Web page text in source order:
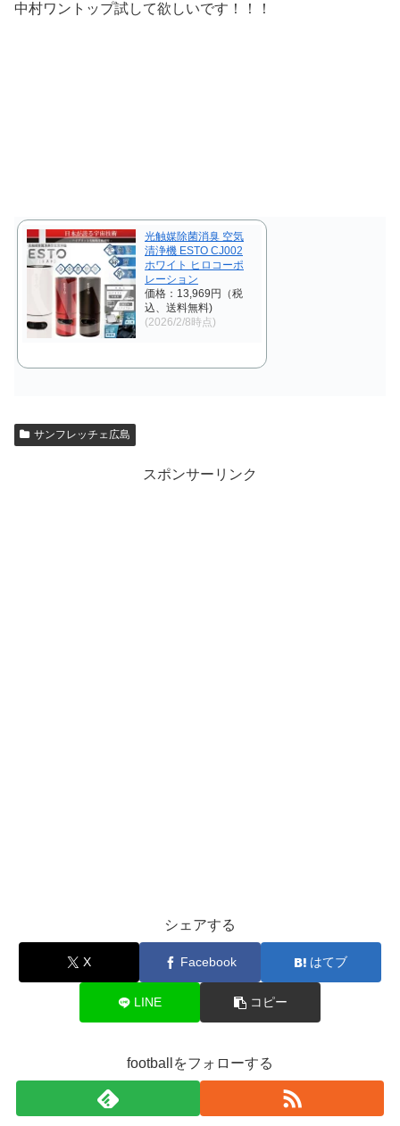
中村ワントップ試して欲しいです！！！
光触媒除菌消臭 空気
清浄機 ESTO CJ002
ホワイト ヒロコーポ
レーション
価格：13,969円（税
込、送料無料)
(2026/2/8時点)
サンフレッチェ広島
スポンサーリンク
シェアする
X Facebook はてブ
LINE コピー
footballをフォローする